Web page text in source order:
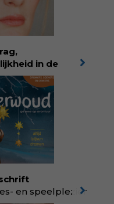
in de
buik verbindt
van der Waal
structureel
reproductieve
radicale
die wil
vruchtbaarheid
via
en speelplezier